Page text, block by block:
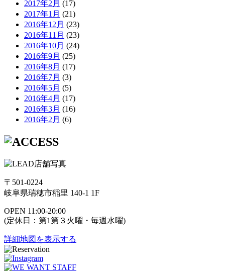
2017年2月 (17)
2017年1月 (21)
2016年12月 (23)
2016年11月 (23)
2016年10月 (24)
2016年9月 (25)
2016年8月 (17)
2016年7月 (3)
2016年5月 (5)
2016年4月 (17)
2016年3月 (16)
2016年2月 (6)
〒501-0224
岐阜県瑞穂市稲里 140-1 1F
OPEN 11:00-20:00
(定休日：第1第３火曜・毎週水曜)
詳細地図を表示する